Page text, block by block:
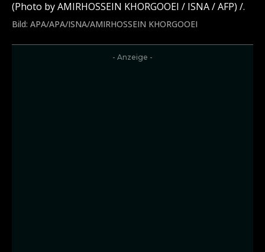
(Photo by AMIRHOSSEIN KHORGOOEI / ISNA / AFP) /.
Bild: APA/APA/ISNA/AMIRHOSSEIN KHORGOOEI
- Anzeige -